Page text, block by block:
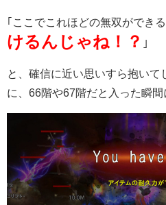
｢ここでこれほどの無双ができ
けるんじゃね！？ ｣
と、確信に近い思いすら抱い
に、66階や67階だと入った瞬間